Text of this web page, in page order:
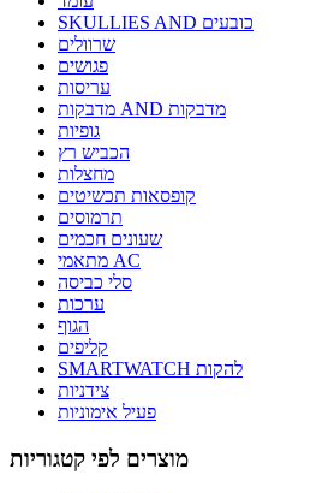
SKULLIES AND כובעים
שרוולים
פגושים
עריסות
מדבקות AND מדבקות
גופיות
הכביש רץ
מחצלות
קופסאות תכשיטים
תרמוסים
שעונים חכמים
מתאמי AC
סלי כביסה
ערכות
הגוף
קליפים
SMARTWATCH להקות
צידניות
פעיל אימוניות
מוצרים לפי קטגוריות